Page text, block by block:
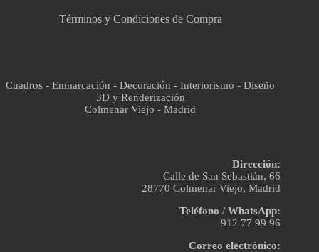
Términos y Condiciones de Compra
Cuadros - Enmarcación - Decoración - Interiorismo - Diseño
3D y Renderización
Colmenar Viejo - Madrid
Dirección:
Calle de San Sebastián, 66
28770 Colmenar Viejo, Madrid
Teléfono / WhatsApp:
912 77 99 96
Correo electrónico: